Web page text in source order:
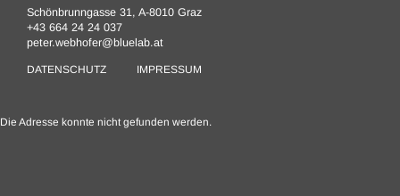
Schönbrunngasse 31, A-8010 Graz
+43 664 24 24 037
peter.webhofer@bluelab.at
DATENSCHUTZ IMPRESSUM
Die Adresse konnte nicht gefunden werden.